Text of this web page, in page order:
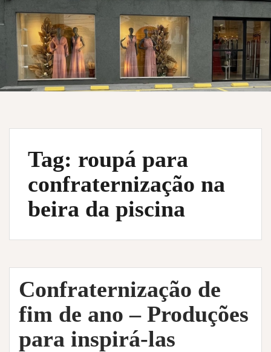
Tag: roupá para
confraternização na
beira da piscina
Confraternização de
fim de ano – Produções
para inspirá-las